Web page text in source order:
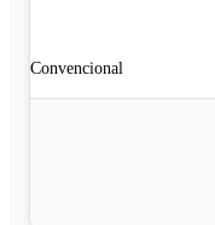
Convencional